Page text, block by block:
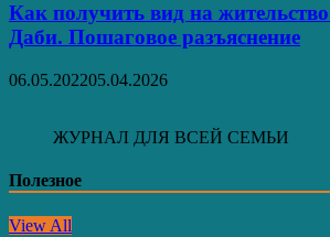
Как получить вид на
Даби. Пошаговое разъяснение
06.05.202205.04.2026
ЖУРНАЛ ДЛЯ ВСЕЙ СЕМЬИ
Полезное
View All